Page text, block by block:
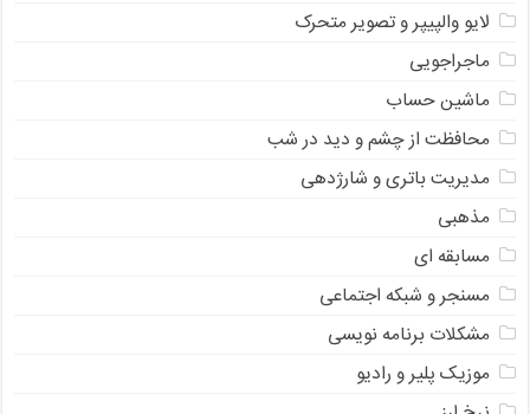
لایو والپیپر و تصویر متحرک
ماجراجویی
ماشین حساب
محافظت از چشم و دید در شب
مدیریت باتری و شارژدهی
مذهبی
مسابقه ای
مسنجر و شبکه اجتماعی
مشکلات برنامه نویسی
موزیک پلیر و رادیو